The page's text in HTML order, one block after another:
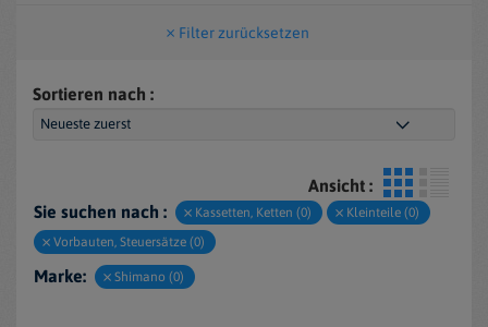
Filter zurücksetzen
Sortieren nach :
Ansicht :
Sie suchen nach :
Kassetten, Ketten (0)
Kleinteile (0)
Vorbauten, Steuersätze (0)
Marke: Shimano (0)